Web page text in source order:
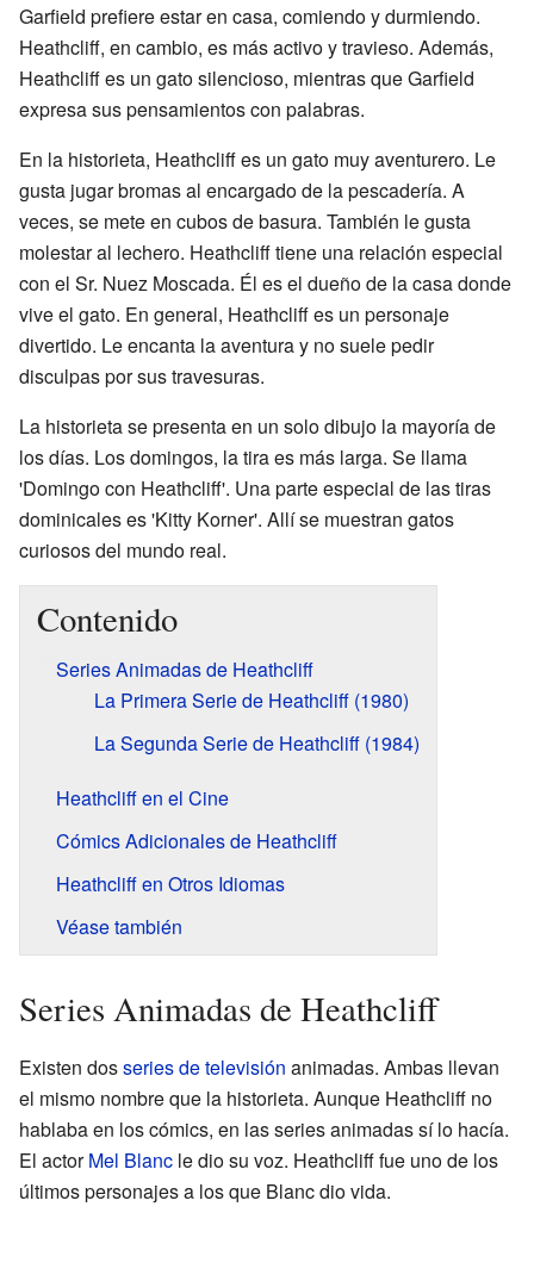
Garfield prefiere estar en casa, comiendo y durmiendo.
Heathcliff, en cambio, es más activo y travieso. Además,
Heathcliff es un gato silencioso, mientras que Garfield
expresa sus pensamientos con palabras.
En la historieta, Heathcliff es un gato muy aventurero. Le
gusta jugar bromas al encargado de la pescadería. A
veces, se mete en cubos de basura. También le gusta
molestar al lechero. Heathcliff tiene una relación especial
con el Sr. Nuez Moscada. Él es el dueño de la casa donde
vive el gato. En general, Heathcliff es un personaje
divertido. Le encanta la aventura y no suele pedir
disculpas por sus travesuras.
La historieta se presenta en un solo dibujo la mayoría de
los días. Los domingos, la tira es más larga. Se llama
'Domingo con Heathcliff'. Una parte especial de las tiras
dominicales es 'Kitty Korner'. Allí se muestran gatos
curiosos del mundo real.
Contenido
Series Animadas de Heathcliff
La Primera Serie de Heathcliff (1980)
La Segunda Serie de Heathcliff (1984)
Heathcliff en el Cine
Cómics Adicionales de Heathcliff
Heathcliff en Otros Idiomas
Véase también
Series Animadas de Heathcliff
Existen dosseries de televisión animadas. Ambas llevan
el mismo nombre que la historieta. Aunque Heathcliff no
hablaba en los cómics, en las series animadas sí lo hacía.
El actorMel Blanc le dio su voz. Heathcliff fue uno de los
últimos personajes a los que Blanc dio vida.